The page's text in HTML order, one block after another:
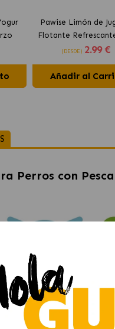
Pawise Limón de
Flotante
Perros 12 cm
(DESDE) 2.99 €
Añadir al
Perros con
Húmeda